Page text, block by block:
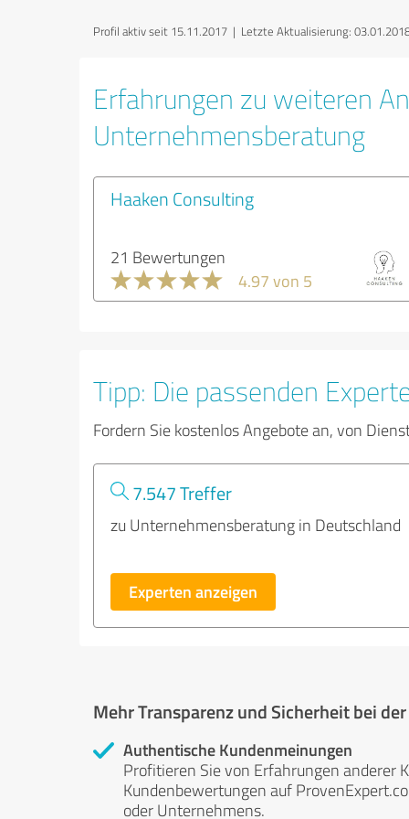
Profil aktiv seit 15.11.2017 | Letzte Aktualisierung:
Erfahrungen zu weiteren
Unternehmensberatung
Haaken Consulting
21 Bewertungen
4.97 von 5
Tipp: Die passenden
Fordern Sie kostenlos Angebote an, von
7.547 Treffer
zu Unternehmensberatung in Deutschland
Experten anzeigen
Mehr Transparenz und Sicherheit bei
Authentische Kundenmeinungen
Profitieren Sie von Erfahrungen anderer
Kundenbewertungen auf
oder Unternehmens.